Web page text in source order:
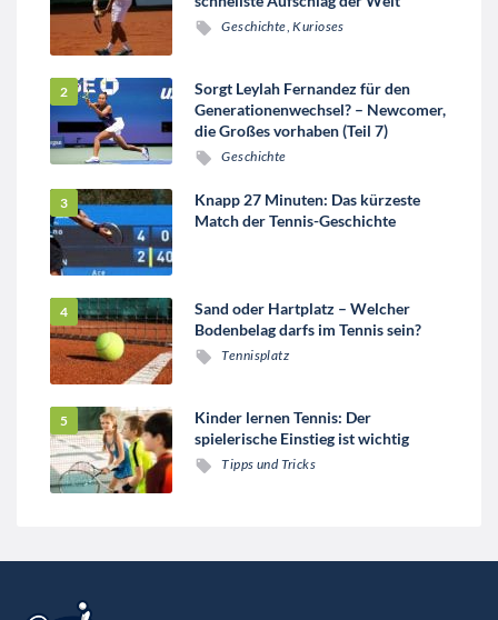
Geschichte ,Kurioses
Sorgt Leylah Fernandez für den
Generationenwechsel? – Newcomer,
die Großes vorhaben (Teil 7)
Geschichte
Knapp 27 Minuten: Das kürzeste
Match der Tennis-Geschichte
Sand oder Hartplatz – Welcher
Bodenbelag darfs im Tennis sein?
Tennisplatz
Kinder lernen Tennis: Der
spielerische Einstieg ist wichtig
Tipps und Tricks